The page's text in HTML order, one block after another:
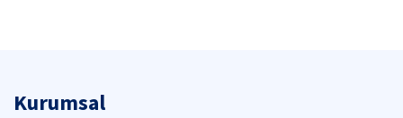
Kurumsal